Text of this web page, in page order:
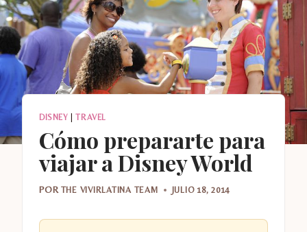
DISNEY |TRAVEL
Cómo prepararte para
viajar a Disney World
POR THE VIVIRLATINA TEAM JULIO 18, 2014